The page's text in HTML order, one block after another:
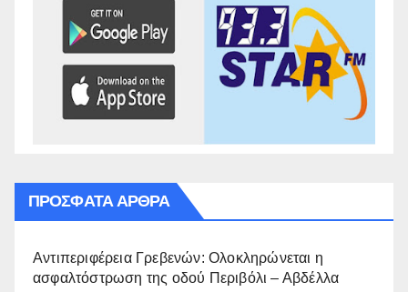
ΠΡΌΣΦΑΤΑ ΆΡΘΡΑ
Αντιπεριφέρεια Γρεβενών: Ολοκληρώνεται η
ασφαλτόστρωση της οδού Περιβόλι – Αβδέλλα